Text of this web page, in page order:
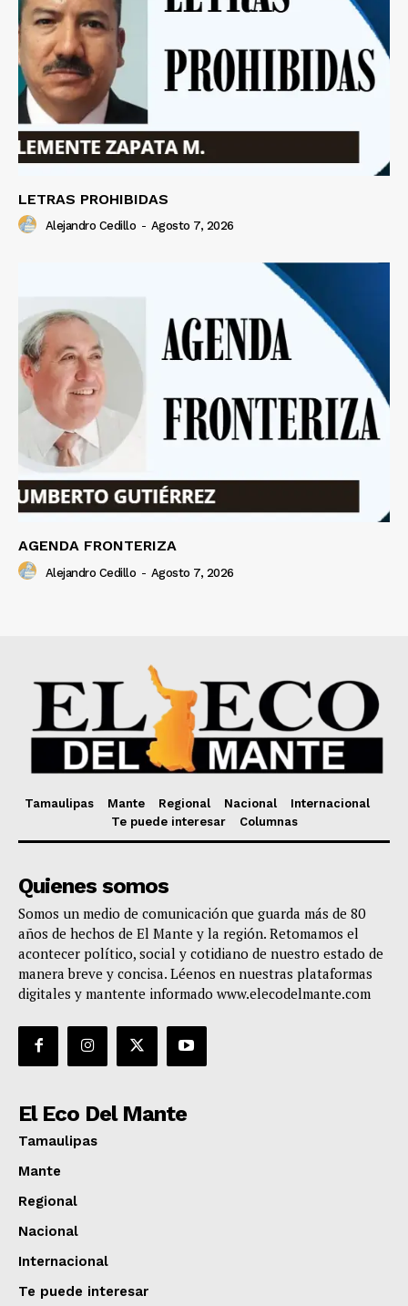
LETRAS PROHIBIDAS
Alejandro Cedillo - Agosto 7, 2026
AGENDA FRONTERIZA
Alejandro Cedillo - Agosto 7, 2026
Tamaulipas Mante Regional Nacional
Internacional
Te puede interesar
Columnas
Quienes somos
Somos un medio de comunicación que guarda más de 80
años de hechos de El Mante y la región. Retomamos el
acontecer político, social y cotidiano de nuestro estado de
manera breve y concisa. Léenos en nuestras plataformas
digitales y mantente informado www.elecodelmante.com
El Eco Del Mante
Tamaulipas
Mante
Regional
Nacional
Internacional
Te puede interesar